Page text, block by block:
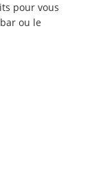
pour vous
ou le